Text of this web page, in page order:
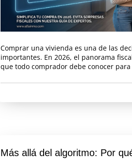
Comprar una vivienda es una de las
importantes. En 2026, el panorama
que todo comprador debe conocer
Más allá del algoritmo: Por